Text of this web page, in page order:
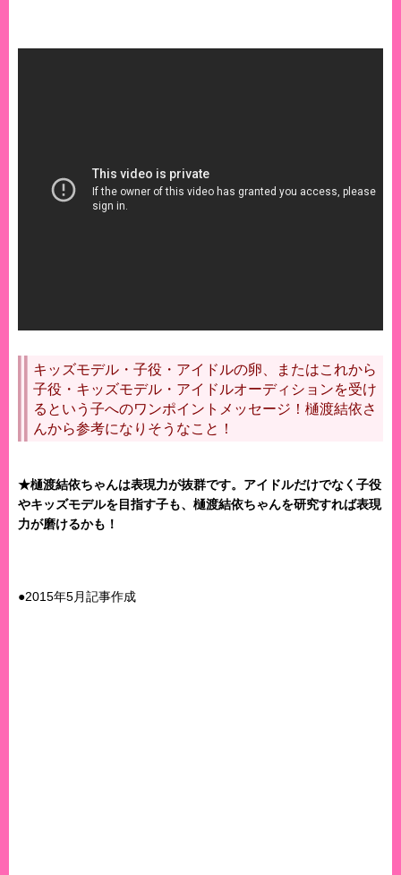
キッズモデル・子役・アイドルの卵、またはこれから
子役・キッズモデル・アイドルオーディションを受け
るという子へのワンポイントメッセージ！樋渡結依さ
んから参考になりそうなこと！
★樋渡結依ちゃんは表現力が抜群です。アイドルだけでなく子役
やキッズモデルを目指す子も、樋渡結依ちゃんを研究すれば表現
力が磨けるかも！
●2015年5月記事作成